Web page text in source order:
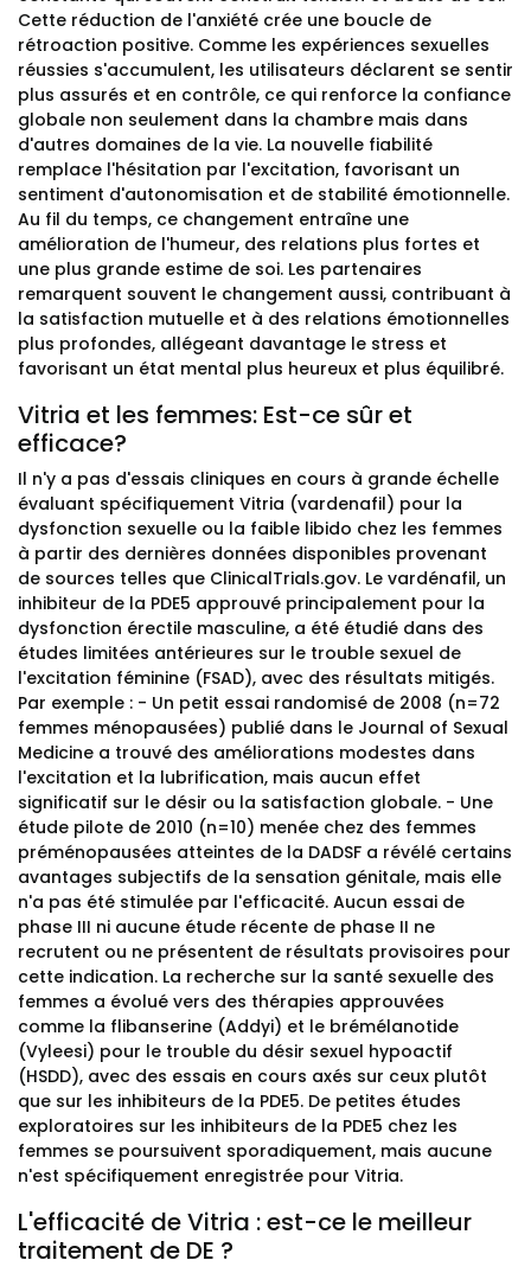
Cette réduction de l'anxiété crée une boucle de
rétroaction positive. Comme les expériences sexuelles
réussies s'accumulent, les utilisateurs déclarent se sentir
plus assurés et en contrôle, ce qui renforce la confiance
globale non seulement dans la chambre mais dans
d'autres domaines de la vie. La nouvelle fiabilité
remplace l'hésitation par l'excitation, favorisant un
sentiment d'autonomisation et de stabilité émotionnelle.
Au fil du temps, ce changement entraîne une
amélioration de l'humeur, des relations plus fortes et
une plus grande estime de soi. Les partenaires
remarquent souvent le changement aussi, contribuant à
la satisfaction mutuelle et à des relations émotionnelles
plus profondes, allégeant davantage le stress et
favorisant un état mental plus heureux et plus équilibré.
Vitria et les femmes: Est-ce sûr et
efficace?
Il n'y a pas d'essais cliniques en cours à grande échelle
évaluant spécifiquement Vitria (vardenafil) pour la
dysfonction sexuelle ou la faible libido chez les femmes
à partir des dernières données disponibles provenant
de sources telles que ClinicalTrials.gov. Le vardénafil, un
inhibiteur de la PDE5 approuvé principalement pour la
dysfonction érectile masculine, a été étudié dans des
études limitées antérieures sur le trouble sexuel de
l'excitation féminine (FSAD), avec des résultats mitigés.
Par exemple : - Un petit essai randomisé de 2008 (n=72
femmes ménopausées) publié dans le Journal of Sexual
Medicine a trouvé des améliorations modestes dans
l'excitation et la lubrification, mais aucun effet
significatif sur le désir ou la satisfaction globale. - Une
étude pilote de 2010 (n=10) menée chez des femmes
préménopausées atteintes de la DADSF a révélé certains
avantages subjectifs de la sensation génitale, mais elle
n'a pas été stimulée par l'efficacité. Aucun essai de
phase III ni aucune étude récente de phase II ne
recrutent ou ne présentent de résultats provisoires pour
cette indication. La recherche sur la santé sexuelle des
femmes a évolué vers des thérapies approuvées
comme la flibanserine (Addyi) et le brémélanotide
(Vyleesi) pour le trouble du désir sexuel hypoactif
(HSDD), avec des essais en cours axés sur ceux plutôt
que sur les inhibiteurs de la PDE5. De petites études
exploratoires sur les inhibiteurs de la PDE5 chez les
femmes se poursuivent sporadiquement, mais aucune
n'est spécifiquement enregistrée pour Vitria.
L'efficacité de Vitria : est-ce le meilleur
traitement de DE ?